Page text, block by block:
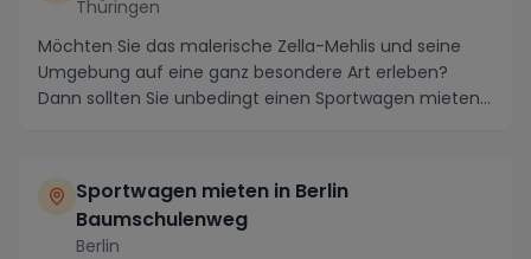
Thüringen
Möchten Sie das malerische Zella-Mehlis und seine
Umgebung auf eine ganz besondere Art erleben?
Dann sollten Sie unbedingt einen Sportwagen mieten
Sportwagen mieten in Berlin
Baumschulenweg
Berlin